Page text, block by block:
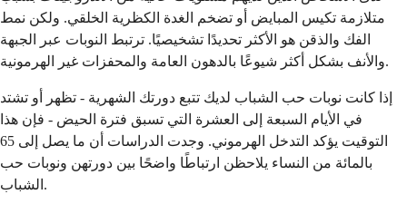
متلازمة تكيس المبايض أو تضخم الغدة الكظرية الخلقي. ولكن نمط
الفك والذقن هو الأكثر تحديدًا تشخيصيًا. ترتبط النوبات عبر الجبهة
والأنف بشكل أكثر شيوعًا بالدهون العامة والمحفزات غير الهرمونية.
إذا كانت نوبات حب الشباب لديك تتبع دورتك الشهرية - تظهر أو تشتد
في الأيام السبعة إلى العشرة التي تسبق فترة الحيض - فإن هذا
التوقيت يؤكد التدخل الهرموني. وجدت الدراسات أن ما يصل إلى 65
بالمائة من النساء يلاحظن ارتباطًا واضحًا بين دورتهن ونوبات حب
الشباب.